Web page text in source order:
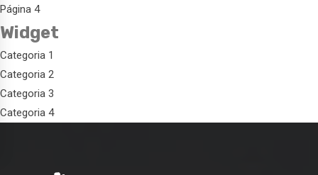
Página 4
Widget
Categoria 1
Categoria 2
Categoria 3
Categoria 4